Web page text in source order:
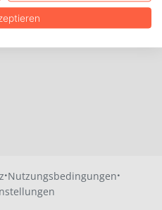
·Nutzungsbedingungen·